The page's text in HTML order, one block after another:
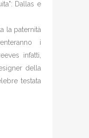
Dallas e
la paternità
i
infatti,
della
testata